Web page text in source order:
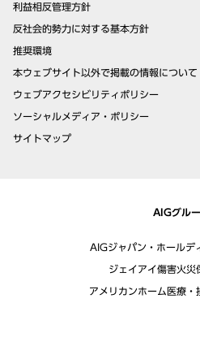
利益相反管理方針
反社会的勢力に対する基本方針
推奨環境
本ウェブサイト以外で掲載の情報について
ウェブアクセシビリティポリシー
ソーシャルメディア・ポリシー
サイトマップ
AIGグル
AIGジャパン・ホールデ
ジェイアイ傷害火災
アメリカンホーム医療・